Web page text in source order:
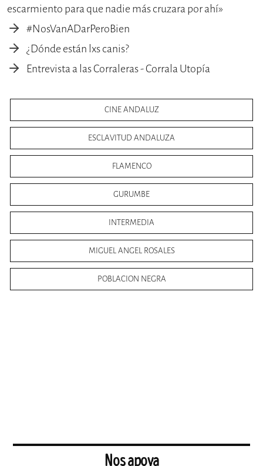
escarmiento para que nadie más cruzara por ahí»
#NosVanADarPeroBien
¿Dónde están lxs canis?
Entrevista a las Corraleras - Corrala Utopía
CINE ANDALUZ
ESCLAVITUD ANDALUZA
FLAMENCO
GURUMBE
INTERMEDIA
MIGUEL ANGEL ROSALES
POBLACION NEGRA
Nos apoya